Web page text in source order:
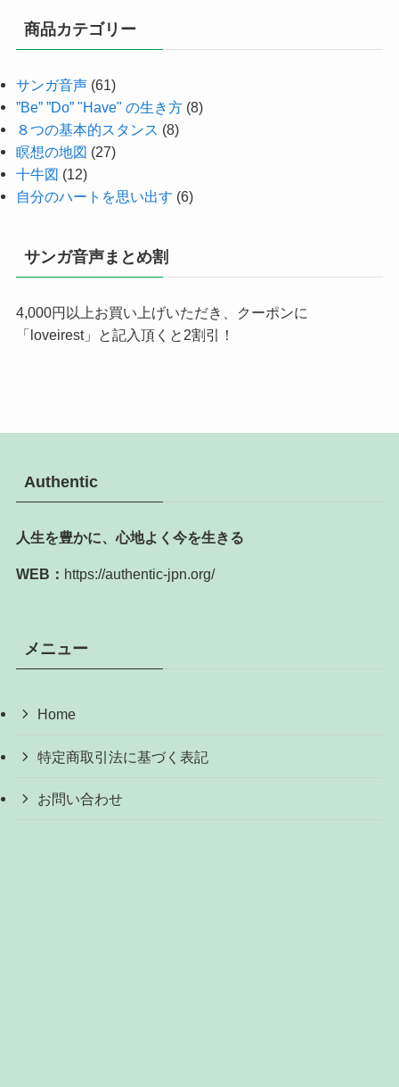
商品カテゴリー
サンガ音声 (61)
”Be” ”Do” "Have" の生き方 (8)
８つの基本的スタンス (8)
瞑想の地図 (27)
十牛図 (12)
自分のハートを思い出す (6)
サンガ音声まとめ割
4,000円以上お買い上げいただき、クーポンに
「loveirest」と記入頂くと2割引！
Authentic
人生を豊かに、心地よく今を生きる
WEB： https://authentic-jpn.org/
メニュー
Home
特定商取引法に基づく表記
お問い合わせ